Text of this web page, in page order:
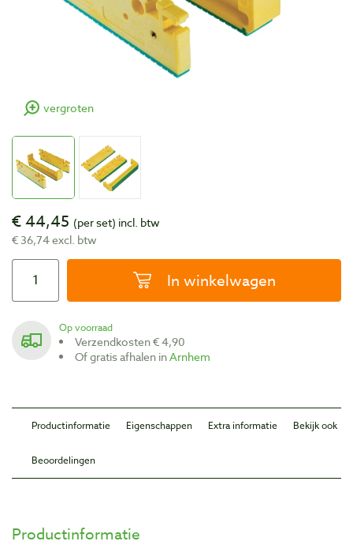
vergroten
€ 44,45 (per set) incl. btw
€ 36,74 excl. btw
In winkelwagen
Op voorraad
Verzendkosten € 4,90
Of gratis afhalen inArnhem
Productinformatie Eigenschappen Extra informatie Bekijk ook
Beoordelingen
Productinformatie